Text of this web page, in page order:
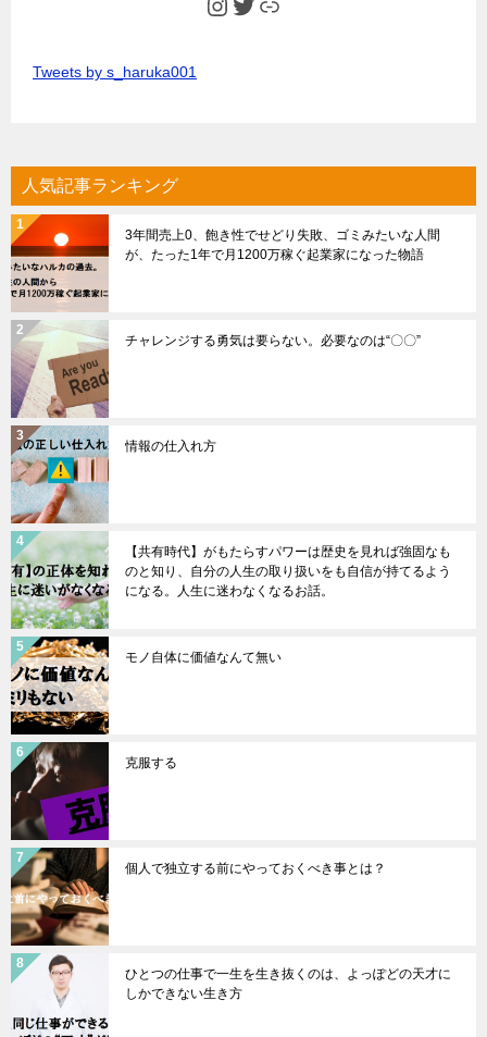
Tweets by s_haruka001
人気記事ランキング
3年間売上0、飽き性でせどり失敗、ゴミみたいな人間
が、たった1年で月1200万稼ぐ起業家になった物語
チャレンジする勇気は要らない。必要なのは“〇〇”
情報の仕入れ方
【共有時代】がもたらすパワーは歴史を見れば強固なも
のと知り、自分の人生の取り扱いをも自信が持てるよう
になる。人生に迷わなくなるお話。
モノ自体に価値なんて無い
克服する
個人で独立する前にやっておくべき事とは？
ひとつの仕事で一生を生き抜くのは、よっぽどの天才に
しかできない生き方